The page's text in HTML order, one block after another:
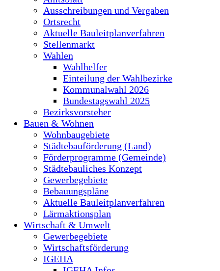
Ausschreibungen und Vergaben
Ortsrecht
Aktuelle Bauleitplanverfahren
Stellenmarkt
Wahlen
Wahlhelfer
Einteilung der Wahlbezirke
Kommunalwahl 2026
Bundestagswahl 2025
Bezirksvorsteher
Bauen & Wohnen
Wohnbaugebiete
Städtebauförderung (Land)
Förderprogramme (Gemeinde)
Städtebauliches Konzept
Gewerbegebiete
Bebauungspläne
Aktuelle Bauleitplanverfahren
Lärmaktionsplan
Wirtschaft & Umwelt
Gewerbegebiete
Wirtschaftsförderung
IGEHA